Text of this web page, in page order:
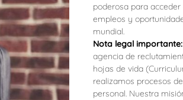
poderosa para
empleos y
mundial.
Nota legal importante:
agencia de
hojas de vida
realizamos procesos
personal. Nuestra